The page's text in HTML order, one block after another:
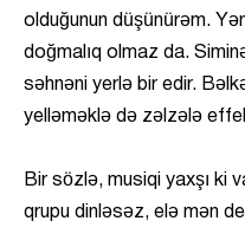
olduğunun düşünürəm.
doğmalıq olmaz da.
səhnəni yerlə bir edir.
yelləməklə də zəlzələ
Bir sözlə, musiqi yaxşı ki
qrupu dinləsəz, elə mən